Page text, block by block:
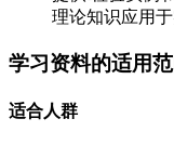
理论知识应用于
学习资料的适用范
适合人群